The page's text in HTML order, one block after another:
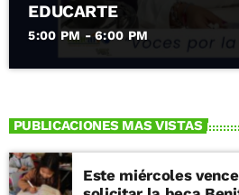
que realiza
impacto en las
Interestelar,
Evolucionadas, Altas
participa en la
humanos de alto
estrecho contacto
través de diversos
divulgación.
EDUCARTE
5:00 PM - 6:00 PM
PUBLICACIONES MAS VISTAS
Este miércoles